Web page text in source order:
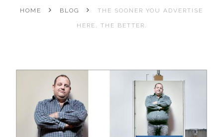
HOME BLOG THE SOONER YOU ADVERTISE
HERE, THE BETTER.